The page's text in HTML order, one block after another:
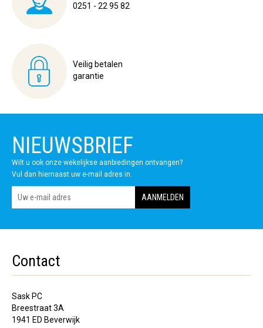
0251 - 22 95 82
Veilig betalen
garantie
NIEUWSBRIEF
Wilt u ook onze wekelijkse aanbiedingen ontvangen?
Vul dan hiernaast uw e-mail adres in.
Contact
Sask PC
Breestraat 3A
1941 ED Beverwijk